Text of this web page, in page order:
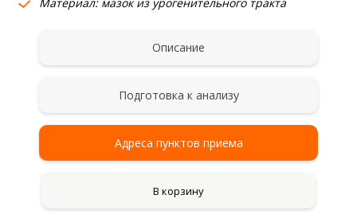
Описание
Подготовка к анализу
Адреса пунктов приема
В корзину